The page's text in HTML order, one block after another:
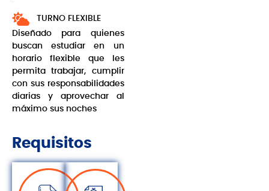
TURNO FLEXIBLE
Diseñado para quienes
buscan estudiar en un
horario flexible que les
permita trabajar, cumplir
con sus responsabilidades
diarias y aprovechar al
máximo sus noches
Requisitos